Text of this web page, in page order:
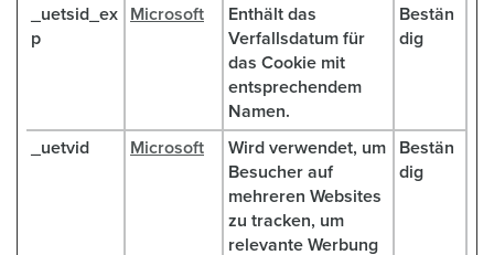
_uetsid_ex
p
Microsoft
Enthält das
Verfallsdatum für
das Cookie mit
entsprechendem
Namen.
Bestän
dig
_uetvid Microsoft
Wird verwendet, um
Besucher auf
mehreren Websites
zu tracken, um
relevante Werbung
Bestän
dig